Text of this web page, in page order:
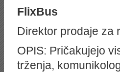
FlixBus
Direktor prodaje za
OPIS: Pričakujejo
trženja,